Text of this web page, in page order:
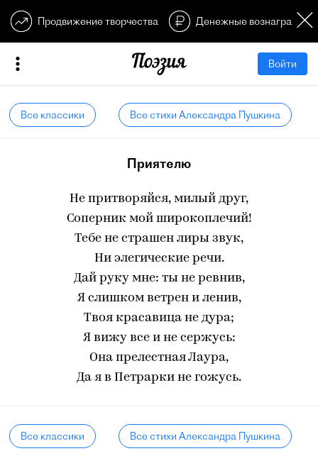
Продвижение творчества Денежные
Войти
Все классики Все стихи Александра Пушкина
Приятелю
Не притворяйся, милый друг,
Соперник мой широкоплечий!
Тебе не страшен лиры звук,
Ни элегические речи.
Дай руку мне: ты не ревнив,
Я слишком ветрен и ленив,
Твоя красавица не дура;
Я вижу все и не сержусь:
Она прелестная Лаура,
Да я в Петрарки не гожусь.
Все классики Все стихи Александра Пушкина